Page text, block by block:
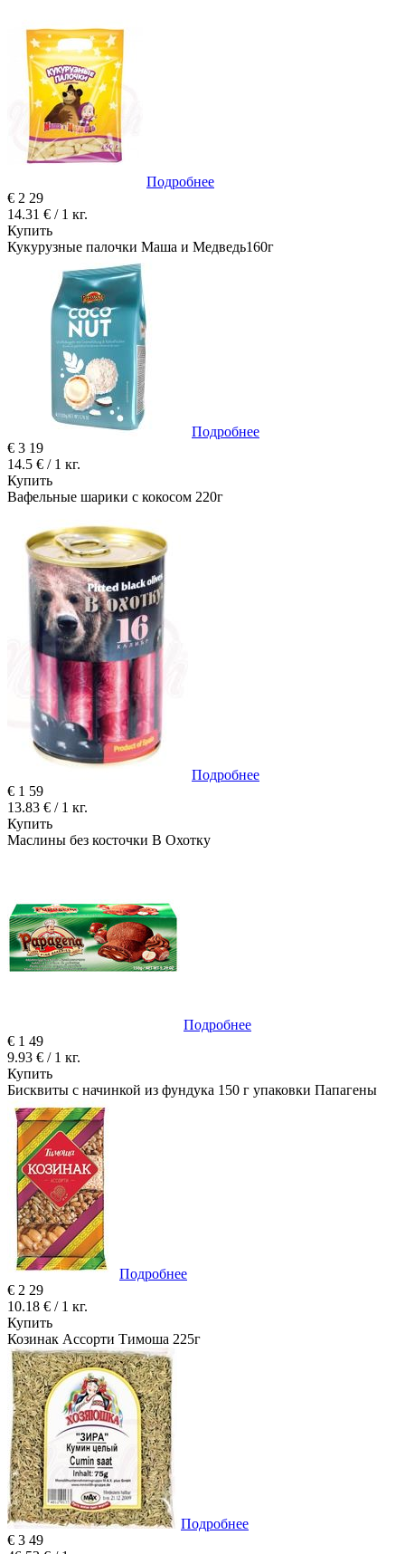
Подробнее
€ 2 29
14.31 € / 1 кг.
Купить
Кукурузные палочки Маша и Медведь160г
Подробнее
€ 3 19
14.5 € / 1 кг.
Купить
Вафельные шарики с кокосом 220г
Подробнее
€ 1 59
13.83 € / 1 кг.
Купить
Маслины без косточки В Охотку
Подробнее
€ 1 49
9.93 € / 1 кг.
Купить
Бисквиты с начинкой из фундука 150 г упаковки Папагены
Подробнее
€ 2 29
10.18 € / 1 кг.
Купить
Козинак Ассорти Тимоша 225г
Подробнее
€ 3 49